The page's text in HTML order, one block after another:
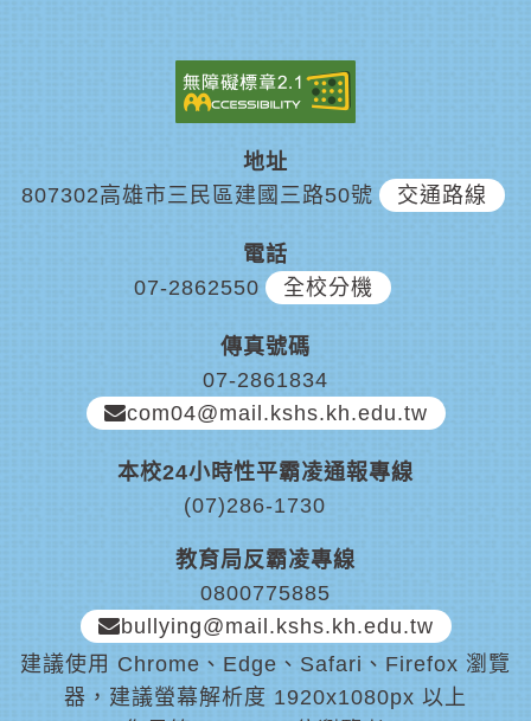
地址
807302高雄市三民區建國三路50號
交通路線
電話
07-2862550
全校分機
傳真號碼
07-2861834
com04@mail.kshs.kh.edu.tw
本校24小時性平霸凌通報專線
(07)286-1730
教育局反霸凌專線
0800775885
bullying@mail.kshs.kh.edu.tw
建議使用 Chrome、Edge、Safari、Firefox 瀏覽
器，建議螢幕解析度 1920x1080px 以上